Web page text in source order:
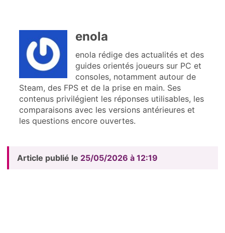
enola
enola rédige des actualités et des
guides orientés joueurs sur PC et
consoles, notamment autour de
Steam, des FPS et de la prise en main. Ses
contenus privilégient les réponses utilisables, les
comparaisons avec les versions antérieures et
les questions encore ouvertes.
Article publié le 25/05/2026 à 12:19